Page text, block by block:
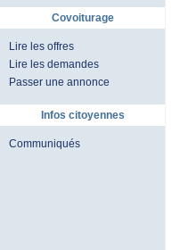
Covoiturage
Lire les offres
Lire les demandes
Passer une annonce
Infos citoyennes
Communiqués